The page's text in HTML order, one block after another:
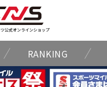
公式オンラインショップ
RANKING